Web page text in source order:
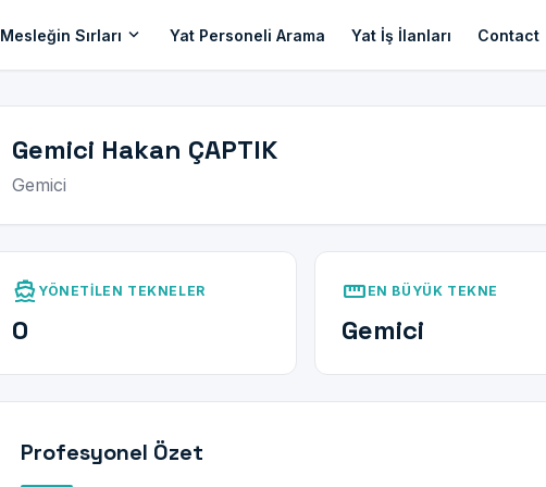
Mesleğin Sırları expand_more Yat Personeli Arama Yat İş İlanları Contact
Gemici Hakan ÇAPTIK
Gemici
directions_boat YÖNETILEN TEKNELER
0
straighten EN BÜYÜK TEKNE
Gemici
Profesyonel Özet